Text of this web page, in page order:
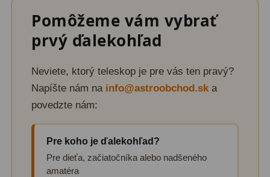
Diaľkomery
Monokulárne49
Ornitológia 11
Všeobecné16
Pomôžeme vám vybrať
prvý ďalekohľad
Neviete, ktorý teleskop je pre vás ten pravý?
Napíšte nám na info@astroobchod.sk a
povedzte nám:
Pre koho je ďalekohľad?
Pre dieťa, začiatočníka alebo nadšeného
amatéra